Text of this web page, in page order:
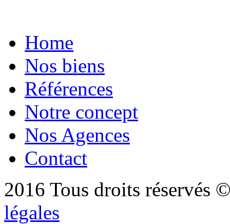
Home
Nos biens
Références
Notre concept
Nos Agences
Contact
2016 Tous droits réservés
légales